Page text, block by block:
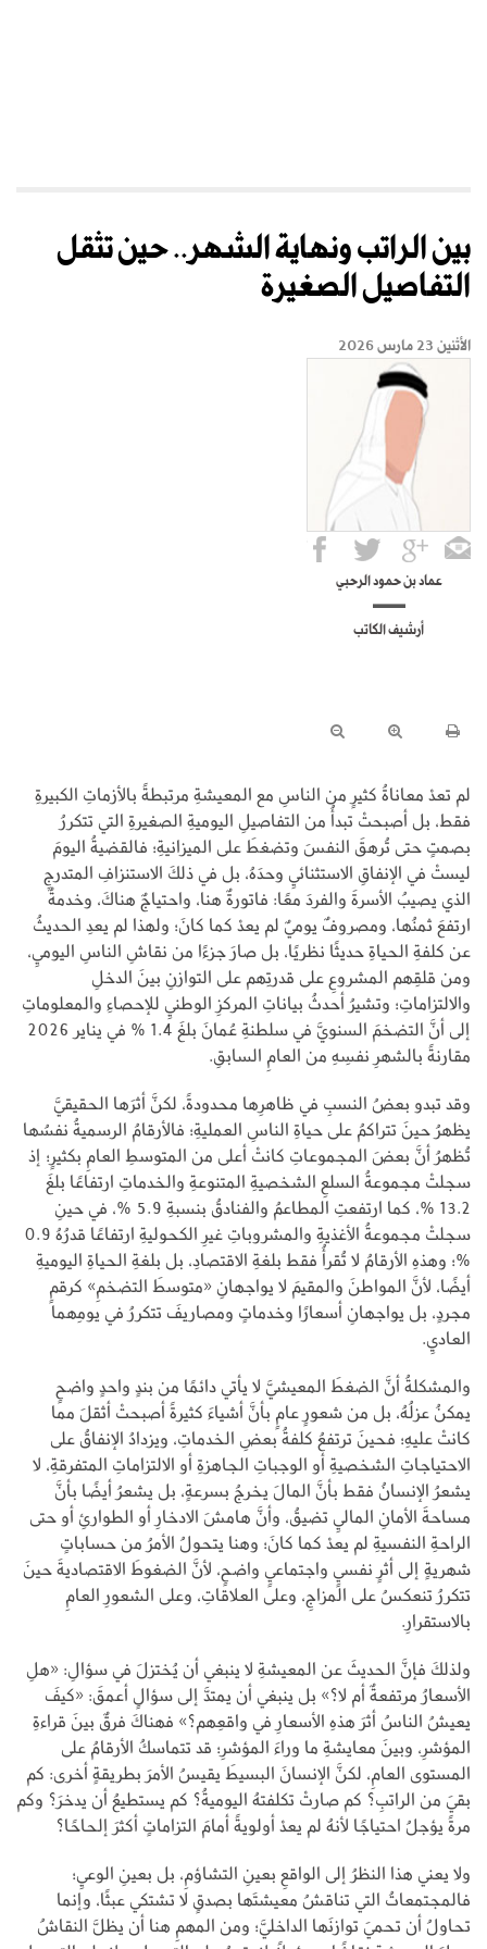
بين الراتب ونهاية الشهر.. حين تثقل
التفاصيل الصغيرة
الأثنين 23 مارس 2026
عماد بن حمود الرحبي
أرشيف الكاتب
لم تعدْ معاناةُ كثيرٍ من الناسِ مع المعيشةِ مرتبطةً بالأزماتِ الكبيرةِ
فقط، بل أصبحتْ تبدأُ من التفاصيلِ اليوميةِ الصغيرةِ التي تتكررُ
بصمتٍ حتى تُرهقَ النفسَ وتضغطَ على الميزانيةِ؛ فالقضيةُ اليومَ
ليستْ في الإنفاقِ الاستثنائيِ وحدَهُ، بل في ذلكَ الاستنزافِ المتدرجِ
الذي يصيبُ الأسرةَ والفردَ معًا: فاتورةٌ هنا، واحتياجٌ هناكَ، وخدمةٌ
ارتفعَ ثمنُها، ومصروفٌ يوميٌ لم يعدْ كما كانَ؛ ولهذا لم يعدِ الحديثُ
عن كلفةِ الحياةِ حديثًا نظريًا، بل صارَ جزءًا من نقاشِ الناسِ اليوميِ،
ومن قلقِهم المشروعِ على قدرتِهم على التوازنِ بينَ الدخلِ
والالتزاماتِ؛ وتشيرُ أحدثُ بياناتِ المركزِ الوطنيِ للإحصاءِ والمعلوماتِ
إلى أنَّ التضخمَ السنويَّ في سلطنةِ عُمانَ بلغَ 1.4 % في يناير 2026
مقارنةً بالشهرِ نفسِهِ من العامِ السابقِ.
وقد تبدو بعضُ النسبِ في ظاهرِها محدودةً، لكنَّ أثرَها الحقيقيَّ
يظهرُ حينَ تتراكمُ على حياةِ الناسِ العمليةِ؛ فالأرقامُ الرسميةُ نفسُها
تُظهرُ أنَّ بعضَ المجموعاتِ كانتْ أعلى من المتوسطِ العامِ بكثيرٍ؛ إذ
سجلتْ مجموعةُ السلعِ الشخصيةِ المتنوعةِ والخدماتِ ارتفاعًا بلغَ
13.2 %، كما ارتفعتِ المطاعمُ والفنادقُ بنسبةِ 5.9 %، في حينِ
سجلتْ مجموعةُ الأغذيةِ والمشروباتِ غيرِ الكحوليةِ ارتفاعًا قدرُهُ 0.9
%؛ وهذهِ الأرقامُ لا تُقرأُ فقط بلغةِ الاقتصادِ، بل بلغةِ الحياةِ اليوميةِ
أيضًا، لأنَّ المواطنَ والمقيمَ لا يواجهانِ «متوسطَ التضخمِ» كرقمٍ
مجردٍ، بل يواجهانِ أسعارًا وخدماتٍ ومصاريفَ تتكررُ في يومِهما
العاديِ.
والمشكلةُ أنَّ الضغطَ المعيشيَّ لا يأتي دائمًا من بندٍ واحدٍ واضحٍ
يمكنُ عزلُهُ، بل من شعورٍ عامٍ بأنَّ أشياءَ كثيرةً أصبحتْ أثقلَ مما
كانتْ عليهِ؛ فحينَ ترتفعُ كلفةُ بعضِ الخدماتِ، ويزدادُ الإنفاقُ على
الاحتياجاتِ الشخصيةِ أو الوجباتِ الجاهزةِ أو الالتزاماتِ المتفرقةِ، لا
يشعرُ الإنسانُ فقط بأنَّ المالَ يخرجُ بسرعةٍ، بل يشعرُ أيضًا بأنَّ
مساحةَ الأمانِ الماليِ تضيقُ، وأنَّ هامشَ الادخارِ أو الطوارئِ أو حتى
الراحةِ النفسيةِ لم يعدْ كما كانَ؛ وهنا يتحولُ الأمرُ من حساباتٍ
شهريةٍ إلى أثرٍ نفسيٍ واجتماعيٍ واضحٍ، لأنَّ الضغوطَ الاقتصاديةَ حينَ
تتكررُ تنعكسُ على المزاجِ، وعلى العلاقاتِ، وعلى الشعورِ العامِ
بالاستقرارِ.
ولذلكَ فإنَّ الحديثَ عن المعيشةِ لا ينبغي أن يُختزلَ في سؤالِ: «هلِ
الأسعارُ مرتفعةٌ أم لا؟» بل ينبغي أن يمتدَّ إلى سؤالٍ أعمقَ: «كيفَ
يعيشُ الناسُ أثرَ هذهِ الأسعارِ في واقعِهم؟» فهناكَ فرقٌ بينَ قراءةِ
المؤشرِ، وبينَ معايشةِ ما وراءَ المؤشرِ؛ قد تتماسكُ الأرقامُ على
المستوى العامِ، لكنَّ الإنسانَ البسيطَ يقيسُ الأمرَ بطريقةٍ أخرى: كم
بقيَ من الراتبِ؟ كم صارتْ تكلفتهُ اليوميةُ؟ كم يستطيعُ أن يدخرَ؟ وكم
مرةً يؤجلُ احتياجًا لأنهُ لم يعدْ أولويةً أمامَ التزاماتٍ أكثرَ إلحاحًا؟
ولا يعني هذا النظرُ إلى الواقعِ بعينِ التشاؤمِ، بل بعينِ الوعيِ؛
فالمجتمعاتُ التي تناقشُ معيشتَها بصدقٍ لا تشتكي عبثًا، وإنما
تحاولُ أن تحميَ توازنَها الداخليَّ؛ ومن المهمِ هنا أن يظلَّ النقاشُ